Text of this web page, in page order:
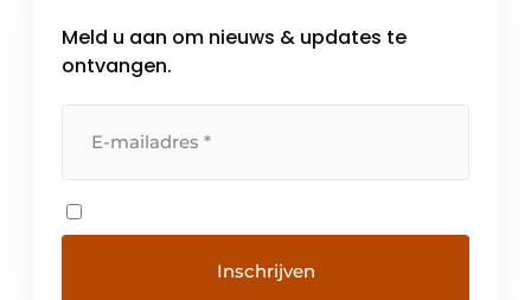
Meld u aan om nieuws & updates te
ontvangen.